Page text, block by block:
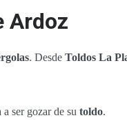
Ardoz
. Desde Toldos La
ser gozar de su toldo.